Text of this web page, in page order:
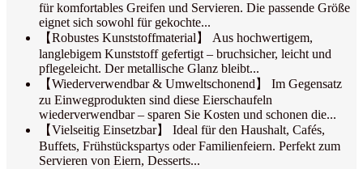
für komfortables Greifen und Servieren. Die passende Größe
eignet sich sowohl für gekochte...
【Robustes Kunststoffmaterial】 Aus hochwertigem,
langlebigem Kunststoff gefertigt – bruchsicher, leicht und
pflegeleicht. Der metallische Glanz bleibt...
【Wiederverwendbar & Umweltschonend】 Im Gegensatz
zu Einwegprodukten sind diese Eierschaufeln
wiederverwendbar – sparen Sie Kosten und schonen die...
【Vielseitig Einsetzbar】 Ideal für den Haushalt, Cafés,
Buffets, Frühstückspartys oder Familienfeiern. Perfekt zum
Servieren von Eiern, Desserts...